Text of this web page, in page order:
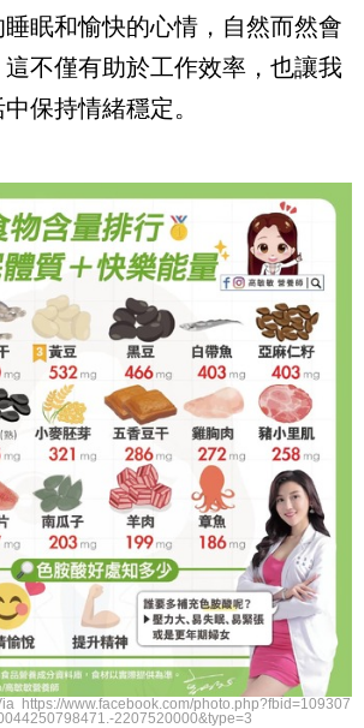
眠和愉快的心情，自然而然會
不僅有助於工作效率，也讓我
保持情緒穩定。
https://www.facebook.com/photo.php?fbid=109307
2207520000&type=3